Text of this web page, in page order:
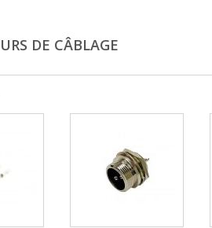
DE CÂBLAGE